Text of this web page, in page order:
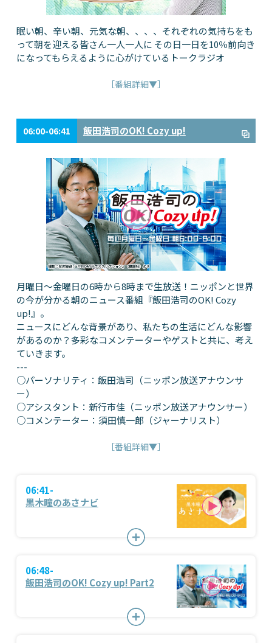
眠い朝、辛い朝、元気な朝、、、、それぞれの気持ちをも
って朝を迎える皆さん一人一人に その日一日を10％前向き
になってもらえるように心がけているトークラジオ
［番組詳細▼］
06:00-06:41 飯田浩司のOK! Cozy up!
月曜日～金曜日の6時から8時まで生放送！ニッポンと世界
の今が分かる朝のニュース番組『飯田浩司のOK! Cozy
up!』。
ニュースにどんな背景があり、私たちの生活にどんな影響
があるのか？多彩なコメンテーターやゲストと共に、考え
ていきます。
---
○パーソナリティ：飯田浩司（ニッポン放送アナウンサ
ー）
○アシスタント：新行市佳（ニッポン放送アナウンサー）
○コメンテーター：須田慎一郎（ジャーナリスト）
［番組詳細▼］
06:41-
黒木瞳のあさナビ
06:48-
飯田浩司のOK! Cozy up! Part2